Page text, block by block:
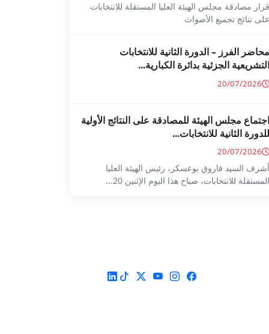
قرار مصادقة مجلس الهيئة العليا المستقلة للانتخابات
على نتائج تجميع الأصوات
محاضر الفرز – الدورة الثانية للانتخابات
التشريعية الجزئية بدائرة الكبارية...
20/07/2026
اجتماع مجلس الهيئة للمصادقة على النتائج الأولية
للدورة الثانية للانتخابات...
20/07/2026
أشرف السيد فاروق بوعسكر، رئيس الهيئة العليا
المستقلة للانتخابات، صباح هذا اليوم الإثنين 20...